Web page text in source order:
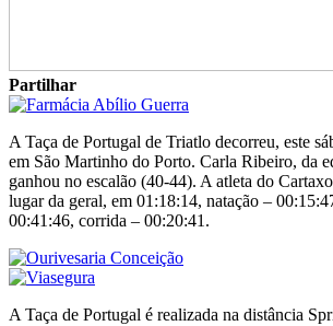
Partilhar
A Taça de Portugal de Triatlo decorreu, este
em São Martinho do Porto. Carla Ribeiro, da
ganhou no escalão (40-44). A atleta do
lugar da geral, em 01:18:14, natação –
00:41:46, corrida – 00:20:41.
A Taça de Portugal é realizada na distância